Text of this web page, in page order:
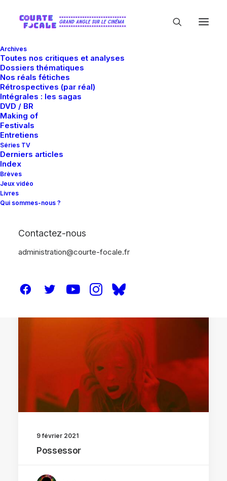
Archives
Toutes nos critiques et analyses
Dossiers thématiques
Nos réals fétiches
Rétrospectives (par réal)
Intégrales : les sagas
DVD / BR
Making of
Festivals
Entretiens
Séries TV
Derniers articles
Index
Brèves
Jeux vidéo
Livres
Qui sommes-nous ?
Contactez-nous
administration@courte-focale.fr
9 février 2021
Possessor